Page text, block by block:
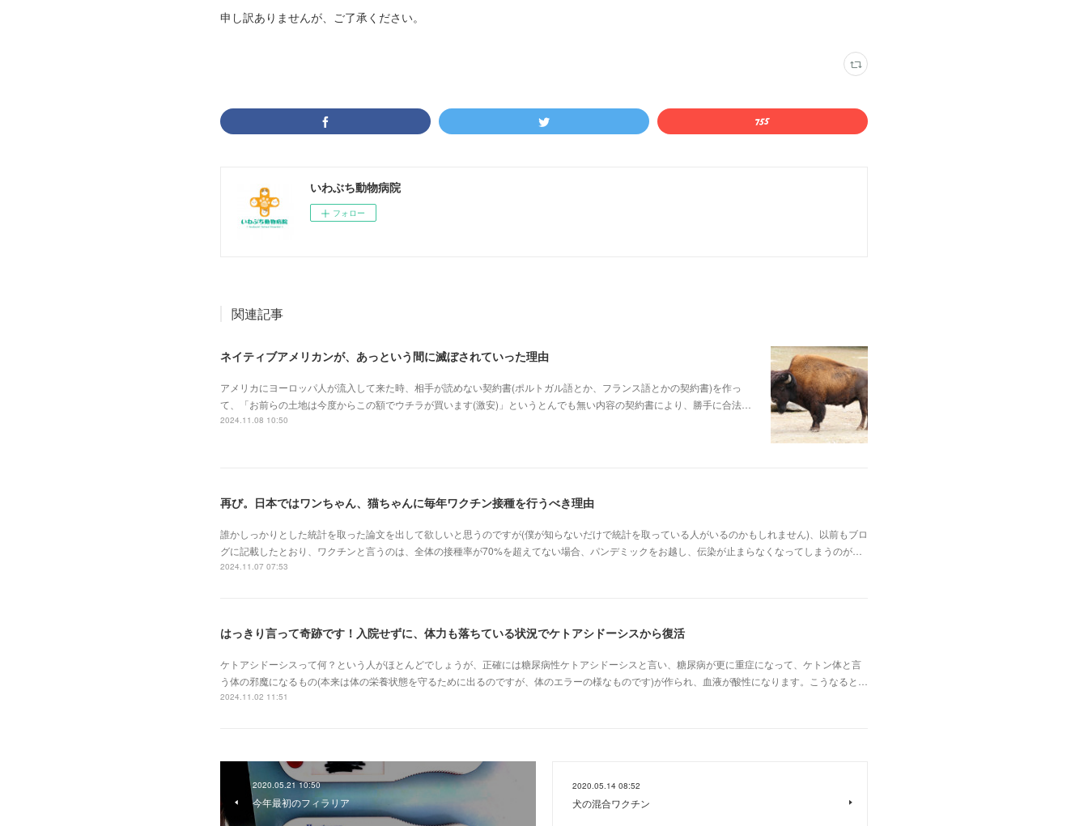
申し訳ありませんが、ご了承ください。
いわぶち動物病院
フォロー
関連記事
ネイティブアメリカンが、あっという間に滅ぼされていった理由
アメリカにヨーロッパ人が流入して来た時、相手が読めない契約書(ポルトガル語とか、フランス語とかの契約書)を作っ
て、「お前らの土地は今度からこの額でウチラが買います(激安)」というとんでも無い内容の契約書により、勝手に合法…
2024.11.08 10:50
再び。日本ではワンちゃん、猫ちゃんに毎年ワクチン接種を行うべき理由
誰かしっかりとした統計を取った論文を出して欲しいと思うのですが(僕が知らないだけで統計を取っている人がいるのかもしれません)、以前もブロ
グに記載したとおり、ワクチンと言うのは、全体の接種率が70%を超えてない場合、パンデミックをお越し、伝染が止まらなくなってしまうのが…
2024.11.07 07:53
はっきり言って奇跡です！入院せずに、体力も落ちている状況でケトアシドーシスから復活
ケトアシドーシスって何？という人がほとんどでしょうが、正確には糖尿病性ケトアシドーシスと言い、糖尿病が更に重症になって、ケトン体と言
う体の邪魔になるもの(本来は体の栄養状態を守るために出るのですが、体のエラーの様なものです)が作られ、血液が酸性になります。こうなると…
2024.11.02 11:51
2020.05.21 10:50
今年最初のフィラリア
2020.05.14 08:52
犬の混合ワクチン